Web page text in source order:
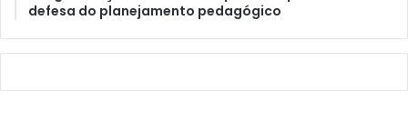
defesa do planejamento pedagógico